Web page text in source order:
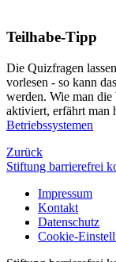
Teilhabe-Tipp
Die Quizfragen
vorlesen - so kann
werden. Wie man die
aktiviert, erfährt man
Betriebssystemen
Zurück
Stiftung barrierefrei
Impressum
Kontakt
Datenschutz
Cookie-